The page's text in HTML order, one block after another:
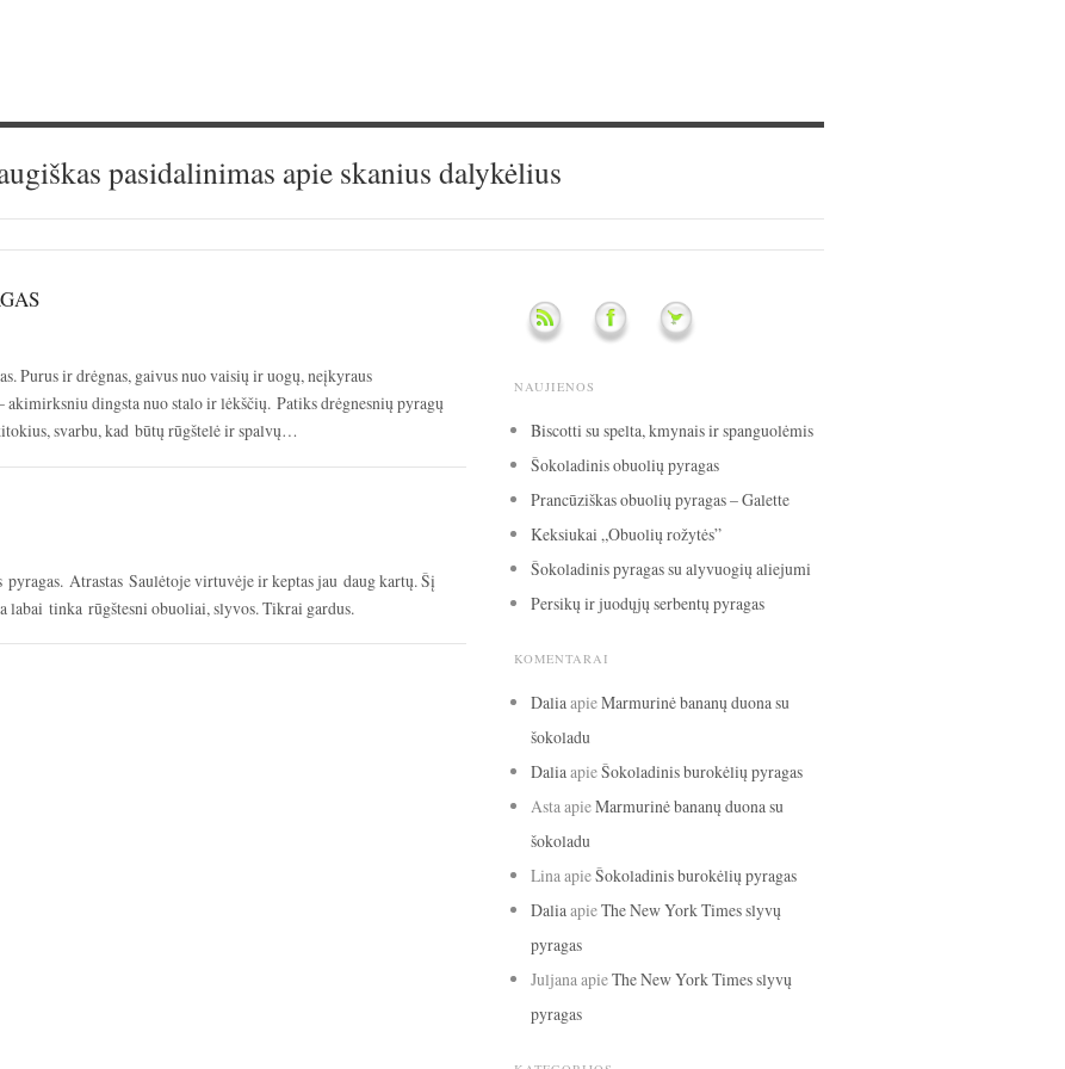
pasidalinimas apie skanius dalykėlius
Purus ir drėgnas, gaivus nuo vaisių ir uogų, neįkyraus
dingsta nuo stalo ir lėkščių. Patiks drėgnesnių pyragų
svarbu, kad būtų rūgštelė ir spalvų…
Atrastas Saulėtoje virtuvėje ir keptas jau daug kartų. Šį
labai tinka rūgštesni obuoliai, slyvos. Tikrai gardus.
NAUJIENOS
Biscotti su spelta, kmynais ir spanguolėmis
Šokoladinis obuolių pyragas
Prancūziškas obuolių pyragas – Galette
Keksiukai „Obuolių rožytės”
Šokoladinis pyragas su alyvuogių aliejumi
Persikų ir juodųjų serbentų pyragas
KOMENTARAI
DaliaapieMarmurinė bananų duona su
šokoladu
DaliaapieŠokoladinis burokėlių pyragas
AstaapieMarmurinė bananų duona su
šokoladu
LinaapieŠokoladinis burokėlių pyragas
DaliaapieThe New York Times slyvų
pyragas
JuljanaapieThe New York Times slyvų
pyragas